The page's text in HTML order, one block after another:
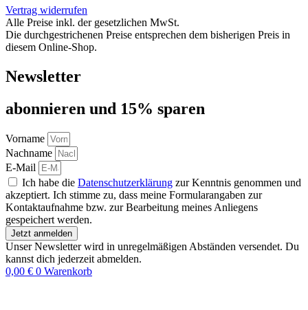
Vertrag widerrufen
Alle Preise inkl. der gesetzlichen MwSt.
Die durchgestrichenen Preise entsprechen dem bisherigen Preis in
diesem Online-Shop.
Newsletter
abon­nie­ren und 15% sparen
Vorname
Nachname
E-Mail
Ich habe die Datenschutzerklärung zur Kenntnis genommen und
akzeptiert. Ich stimme zu, dass meine Formularangaben zur
Kontaktaufnahme bzw. zur Bearbeitung meines Anliegens
gespeichert werden.
Jetzt anmelden
Unser Newsletter wird in unregelmäßigen Abständen versendet. Du
kannst dich jederzeit abmelden.
0,00 € 0 Warenkorb